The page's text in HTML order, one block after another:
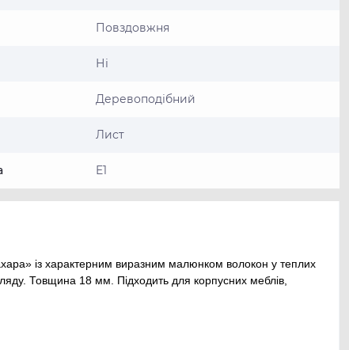
Повздовжня
Ні
Деревоподібний
Лист
E1
із характерним виразним малюнком волокон у теплих
Товщина 18 мм. Підходить для корпусних меблів,